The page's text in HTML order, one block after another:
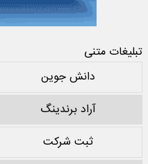
تبلیغات متنی
دانش جوین
آراد برندینگ
ثبت شرکت